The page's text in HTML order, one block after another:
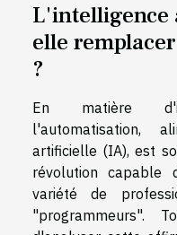
elle
?
En matière
l'automatisation,
artificielle (IA), est
révolution capable
variété de
"programmeurs".